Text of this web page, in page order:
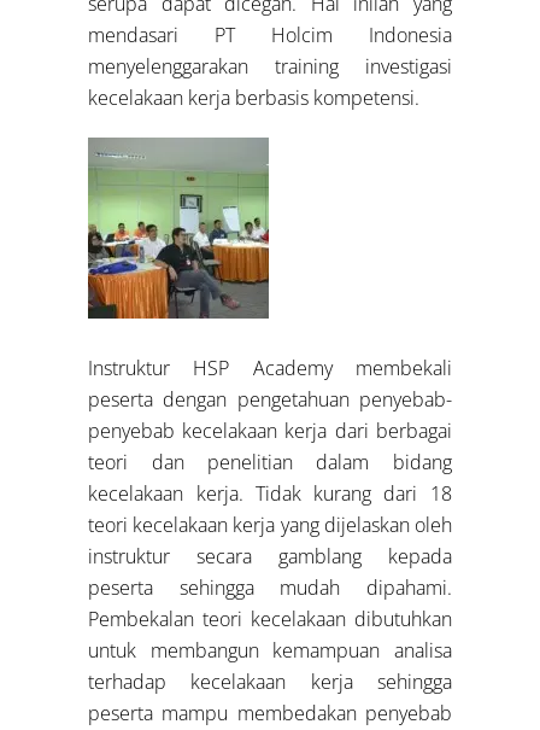
mendasari PT Holcim Indonesia
menyelenggarakan training investigasi
kecelakaan kerja berbasis kompetensi.
Instruktur HSP Academy membekali
peserta dengan pengetahuan penyebab-
penyebab kecelakaan kerja dari berbagai
teori dan penelitian dalam bidang
kecelakaan kerja. Tidak kurang dari 18
teori kecelakaan kerja yang dijelaskan oleh
instruktur secara gamblang kepada
peserta sehingga mudah dipahami.
Pembekalan teori kecelakaan dibutuhkan
untuk membangun kemampuan analisa
terhadap kecelakaan kerja sehingga
peserta mampu membedakan penyebab